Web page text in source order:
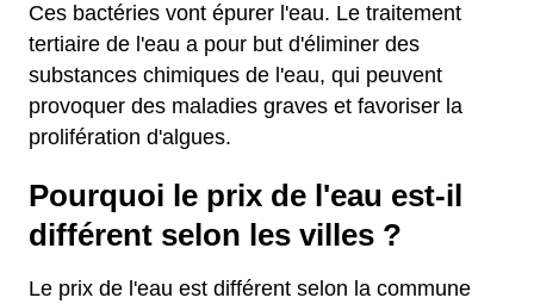
Ces bactéries vont épurer l'eau. Le traitement
tertiaire de l'eau a pour but d'éliminer des
substances chimiques de l'eau, qui peuvent
provoquer des maladies graves et favoriser la
prolifération d'algues.
Pourquoi le prix de l'eau est-il
différent selon les villes ?
Le prix de l'eau est différent selon la commune